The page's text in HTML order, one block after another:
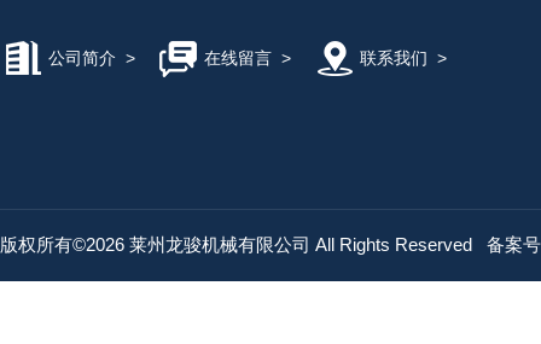
公司简介 > 在线留言> 联系我们 >
版权所有©2026 莱州龙骏机械有限公司 All Rights Reserved 备案